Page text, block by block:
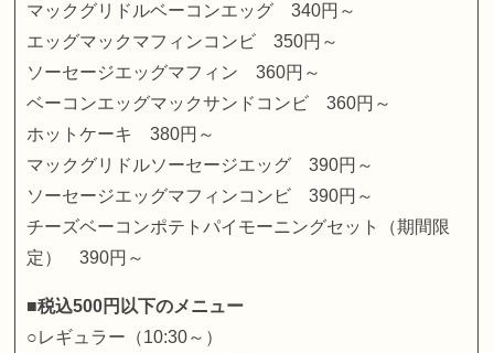
マックグリドルベーコンエッグ 340円～
エッグマックマフィンコンビ 350円～
ソーセージエッグマフィン 360円～
ベーコンエッグマックサンドコンビ 360円～
ホットケーキ 380円～
マックグリドルソーセージエッグ 390円～
ソーセージエッグマフィンコンビ 390円～
チーズベーコンポテトパイモーニングセット（期間限
定） 390円～
■税込500円以下のメニュー
○レギュラー（10:30～）